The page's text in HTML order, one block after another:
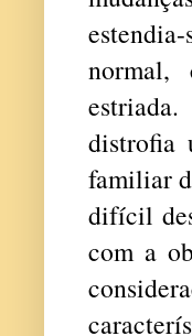
normal,
distrofia
familiar
difícil
com a